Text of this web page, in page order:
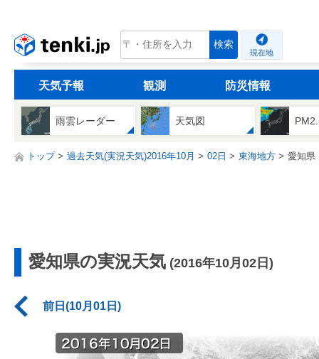
tenki.jp 検索
現在地
天気予報 観測 防災情報
雨雲レーダー 天気図
トップ 過去天気(実況天気)2016年10月 02日 東海地方 愛知県
愛知県の実況天気 (2016年10月02日)
前日(10月01日)